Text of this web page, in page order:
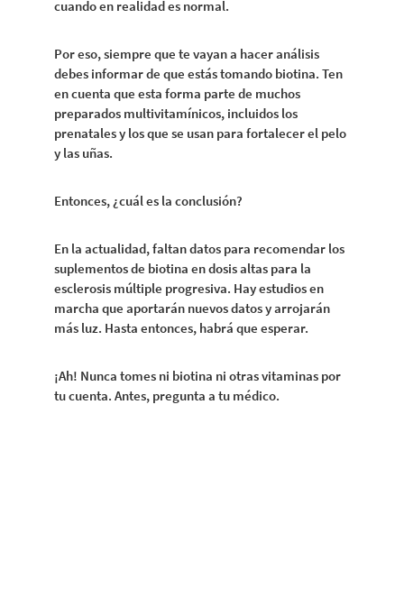
cuando en realidad es normal.
Por eso, siempre que te vayan a hacer análisis
debes informar de que estás tomando biotina. Ten
en cuenta que esta forma parte de muchos
preparados multivitamínicos, incluidos los
prenatales y los que se usan para fortalecer el pelo
y las uñas.
Entonces, ¿cuál es la conclusión?
En la actualidad, faltan datos para recomendar los
suplementos de biotina en dosis altas para la
esclerosis múltiple progresiva. Hay estudios en
marcha que aportarán nuevos datos y arrojarán
más luz. Hasta entonces, habrá que esperar.
¡Ah! Nunca tomes ni biotina ni otras vitaminas por
tu cuenta. Antes, pregunta a tu médico.